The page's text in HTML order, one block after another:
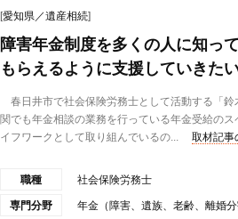
[愛知県／遺産相続]
障害年金制度を多くの人に知っ
もらえるように支援していきた
春日井市で社会保険労務士として活動する「
関でも年金相談の業務を行っている年金受給の
イフワークとして取り組んでいるの...
取材記
職種 社会保険労務士
専門分野 年金（障害、遺族、老齢、離婚分